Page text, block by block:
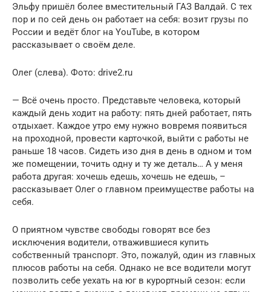
Эльфу пришёл более вместительный ГАЗ Валдай. С тех
пор и по сей день он работает на себя: возит грузы по
России и ведёт блог на YouTube, в котором
рассказывает о своём деле.
Олег (слева). Фото: drive2.ru
— Всё очень просто. Представьте человека, который
каждый день ходит на работу: пять дней работает, пять
отдыхает. Каждое утро ему нужно вовремя появиться
на проходной, провести карточкой, выйти с работы не
раньше 18 часов. Сидеть изо дня в день в одном и том
же помещении, точить одну и ту же деталь… А у меня
работа другая: хочешь едешь, хочешь не едешь, –
рассказывает Олег о главном преимуществе работы на
себя.
О приятном чувстве свободы говорят все без
исключения водители, отважившиеся купить
собственный транспорт. Это, пожалуй, один из главных
плюсов работы на себя. Однако не все водители могут
позволить себе уехать на юг в курортный сезон: если